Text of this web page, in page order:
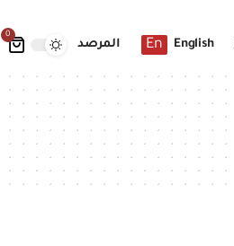
0
English
En المرصد